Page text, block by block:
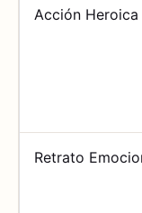
Acción Heroica
Retrato